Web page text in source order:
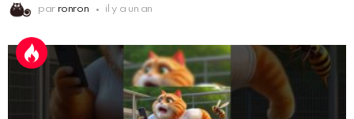
par ronron il y a un an